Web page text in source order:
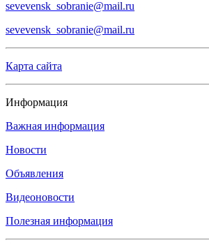
sevevensk_sobranie@mail.ru
sevevensk_sobranie@mail.ru
Карта сайта
Информация
Важная информация
Новости
Объявления
Видеоновости
Полезная информация